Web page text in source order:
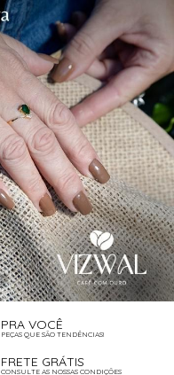
PRA VOCÊ
PEÇAS QUE SÃO TENDÊNCIAS!
FRETE GRÁTIS
CONSULTE AS NOSSAS CONDIÇÕES